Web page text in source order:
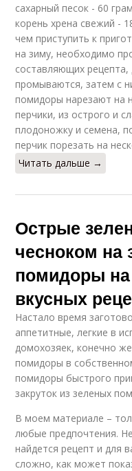
сахарный песок - 60
корень хрена свежий -
чем приступить к
на зиму, необходимо
составляющих
промываются, затем с
помидоры нарезают на
перчики, из острого и
плодоножку и семена,
перчик порезать на
Читать дальше →
Острые
чесноком на
помидоры
вкусных
Настало время
аппетитные, легкие в
домохозяек, конечно
помидоры в
помидоры быстрого
закруток из зеленых
В моем материале –
любые предпочтения.
найдется рецепт и для
сложно, как может